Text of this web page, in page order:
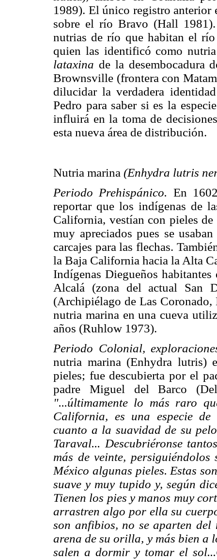
1989). El único registro anterior
sobre el río Bravo (Hall
nutrias de río que habitan el
quien las identificó como
lataxina de la desembocadura
Brownsville (frontera con
dilucidar la verdadera
Pedro para saber si es la
influirá en la toma de
esta nueva área de distribución.
Nutria marina (Enhydra lutris
Periodo Prehispánico. En
reportar que los indígenas de
California, vestían con pieles
muy apreciados pues se
carcajes para las flechas.
la Baja California hacia la Alta
Indígenas Diegueños
Alcalá (zona del actual San
(Archipiélago de Las
nutria marina en una cueva
años (Ruhlow 1973).
Periodo Colonial,
nutria marina (Enhydra lutris)
pieles; fue descubierta por el
padre Miguel del Barco
"...últimamente lo más raro
California, es una especie de
cuanto a la suavidad de su
Taraval... Descubriéronse
más de veinte,
México algunas pieles. Estas
suave y muy tupido y, según
Tienen los pies y manos muy
arrastren algo por ella su
son anfibios, no se aparten
arena de su orilla, y más bien a
salen a dormir y tomar el